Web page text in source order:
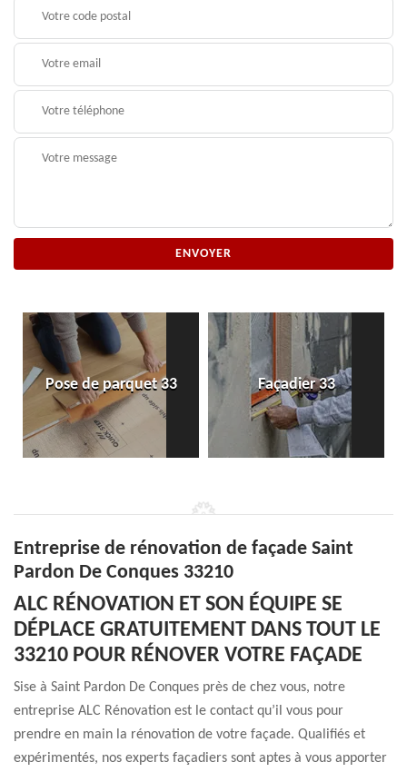
Pose de parquet 33 Façadier 33
Entreprise de rénovation de façade Saint
Pardon De Conques 33210
ALC RÉNOVATION ET SON ÉQUIPE SE
DÉPLACE GRATUITEMENT DANS TOUT LE
33210 POUR RÉNOVER VOTRE FAÇADE
Sise à Saint Pardon De Conques près de chez vous, notre
entreprise ALC Rénovation est le contact qu’il vous pour
prendre en main la rénovation de votre façade. Qualifiés et
expérimentés, nos experts façadiers sont aptes à vous apporter